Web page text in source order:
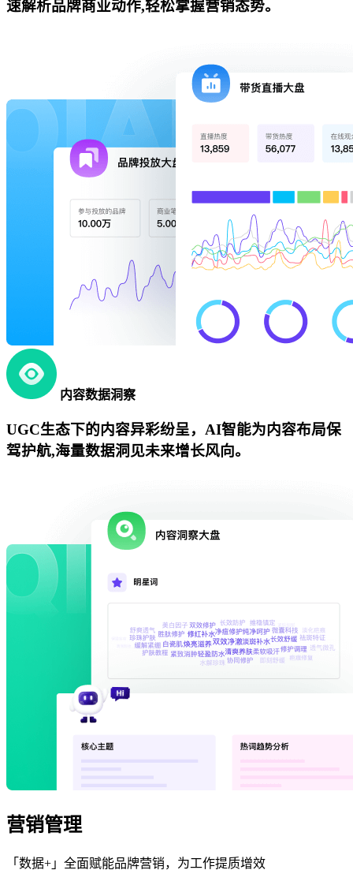
速解析品牌商业动作,轻松掌握营销态势。
内容数据洞察
UGC生态下的内容异彩纷呈，AI智能为内容布局保
驾护航,海量数据洞见未来增长风向。
营销管理
「数据+」全面赋能品牌营销，为工作提质增效